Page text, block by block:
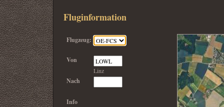
Synthetic Vision
Fluginformation
Flugzeug:
Von
Linz
Nach
Info